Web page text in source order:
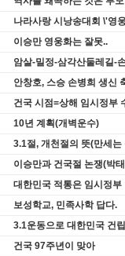
나라사랑 시낭송대회 \'영
이승만 영웅화는 잘못..
암살-밀정-삼각산둘레길-
안창호, 스승 손병희 생신
건국 시점=상해 임시정부
10년 계획(개벽운수)
3.1절, 개천절의 뜻(만세
이승만과 건국절 논쟁(박
대한민국 적통은 임시정부
보성학교, 민족사학 답다.
3.1운동으로 대한민국 건
건국 97주년이 맞아